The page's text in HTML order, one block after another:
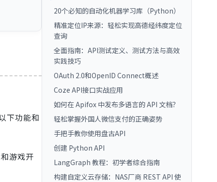
下功能和
游戏开
20个必知的自动化机器学习库（Python）
精准定位IP来源：轻松实现高德经纬度定位
查询
全面指南：API测试定义、测试方法与高效
实践技巧
OAuth 2.0和OpenID Connect概述
Coze API接口实战应用
如何在 Apifox 中发布多语言的 API 文档？
轻松掌握外国人微信支付的正确姿势
手把手教你使用盘古API
创建 Python API
LangGraph 教程：初学者综合指南
构建自定义云存储：NAS厂商 REST API 使